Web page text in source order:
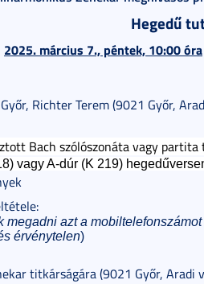
Hegedű
2025. március 7., péntek, 10:00 óra
Richter Terem (9021 Győr,
Bach szólószonáta vagy partita
vagy A-dúr (K 219)
megadni azt a
érvénytelen)
titkárságára (9021 Győr, Aradi